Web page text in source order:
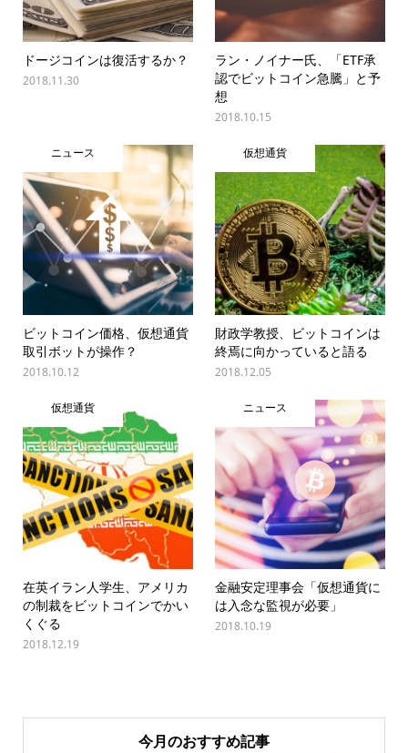
ドージコインは復活するか？
2018.11.30
ラン・ノイナー氏、「ETF承
認でビットコイン急騰」と予
想
2018.10.15
ニュース
ビットコイン価格、仮想通貨
取引ボットが操作？
2018.10.12
仮想通貨
財政学教授、ビットコインは
終焉に向かっていると語る
2018.12.05
仮想通貨
在英イラン人学生、アメリカ
の制裁をビットコインでかい
くぐる
2018.12.19
ニュース
金融安定理事会「仮想通貨に
は入念な監視が必要」
2018.10.19
今月のおすすめ記事